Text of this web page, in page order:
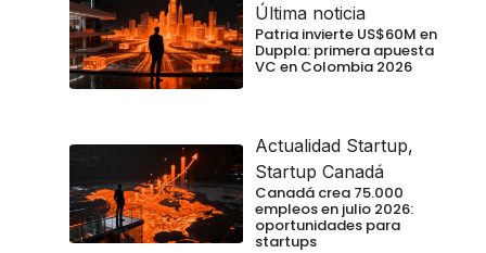
Última noticia
Patria invierte US$60M en
Duppla: primera apuesta
VC en Colombia 2026
Actualidad Startup,
Startup Canadá
Canadá crea 75.000
empleos en julio 2026:
oportunidades para
startups